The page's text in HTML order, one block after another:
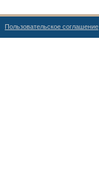
Пользовательское соглашение